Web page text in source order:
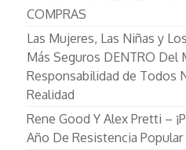
COMPRAS
Las Mujeres, Las Niñas y
Más Seguros DENTRO Del
Responsabilidad de Todos
Realidad
Rene Good Y Alex Pretti –
Año De Resistencia Popular